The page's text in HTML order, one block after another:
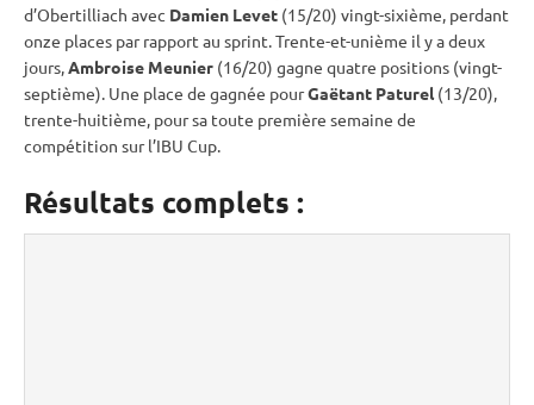
d’Obertilliach avec Damien Levet (15/20) vingt-sixième, perdant
onze places par rapport au sprint. Trente-et-unième il y a deux
jours,Ambroise Meunier (16/20) gagne quatre positions (vingt-
septième). Une place de gagnée pourGaëtant Paturel(13/20),
trente-huitième, pour sa toute première semaine de
compétition sur l’IBU Cup.
Résultats complets :